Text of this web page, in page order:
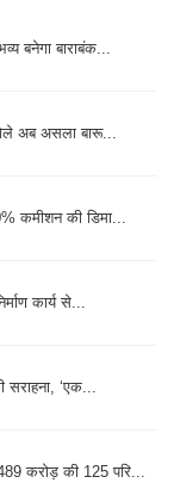
बनेगा बाराबंक...
अब असला बारू...
कमीशन की डिमा...
कार्य से...
सराहना, ‘एक...
करोड़ की 125 परि...